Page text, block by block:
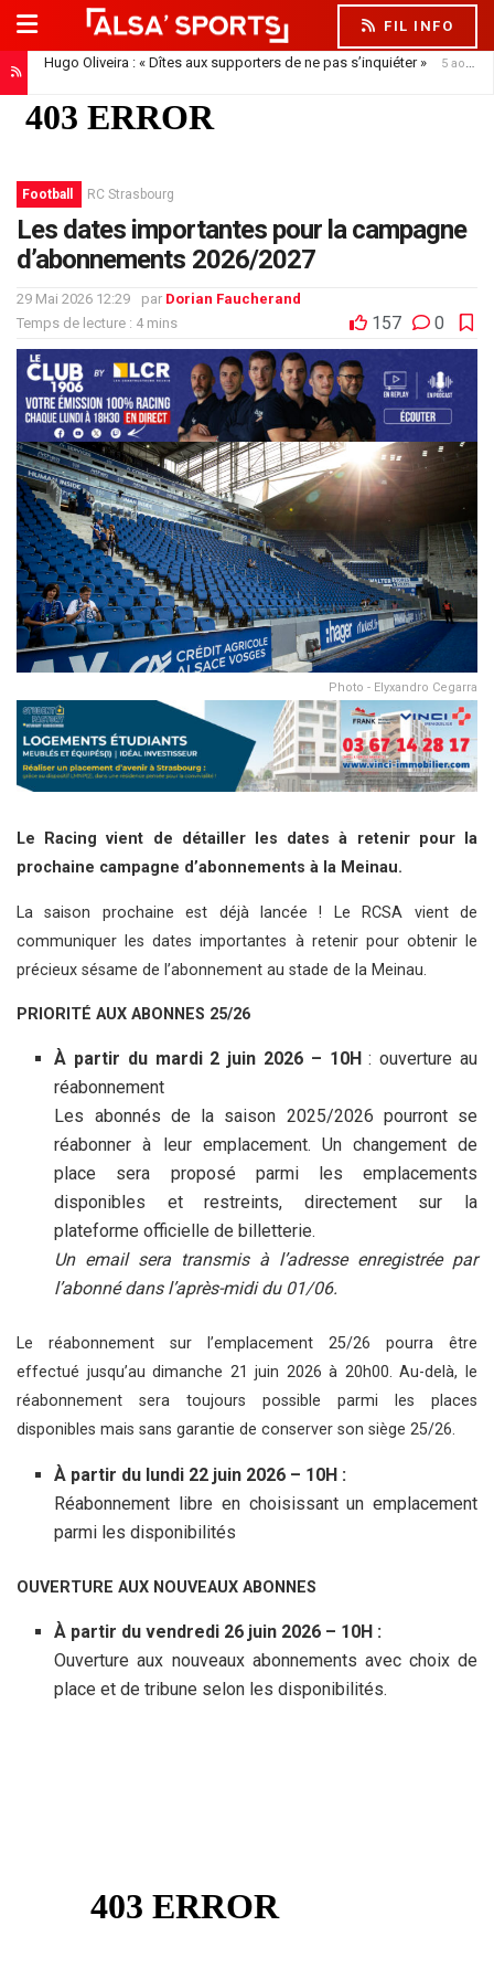
FIL INFO
Hugo Oliveira : « Dîtes aux supporters de ne pas s’inquiéter »
5 août 2026
Résultats, réactions des joueurs… Hugo Oliveira maintient son exigence
Football RC Strasbourg
Les dates importantes pour la campagne
d’abonnements 2026/2027
29 Mai 2026 12:29 par Dorian Faucherand
Temps de lecture : 4 mins
157 0
Photo - Elyxandro Cegarra
Le Racing vient de détailler les dates à retenir pour la
prochaine campagne d’abonnements à la Meinau.
La saison prochaine est déjà lancée ! Le RCSA vient de
communiquer les dates importantes à retenir pour obtenir le
précieux sésame de l’abonnement au stade de la Meinau.
PRIORITÉ AUX ABONNES 25/26
À partir du mardi 2 juin 2026 – 10H : ouverture au
réabonnement
Les abonnés de la saison 2025/2026 pourront se
réabonner à leur emplacement. Un changement de
place sera proposé parmi les emplacements
disponibles et restreints, directement sur la
plateforme officielle de billetterie.
Un email sera transmis à l’adresse enregistrée par
l’abonné dans l’après-midi du 01/06.
Le réabonnement sur l’emplacement 25/26 pourra être
effectué jusqu’au dimanche 21 juin 2026 à 20h00. Au-delà, le
réabonnement sera toujours possible parmi les places
disponibles mais sans garantie de conserver son siège 25/26.
À partir du lundi 22 juin 2026 – 10H :
Réabonnement libre en choisissant un emplacement
parmi les disponibilités
OUVERTURE AUX NOUVEAUX ABONNES
À partir du vendredi 26 juin 2026 – 10H :
Ouverture aux nouveaux abonnements avec choix de
place et de tribune selon les disponibilités.